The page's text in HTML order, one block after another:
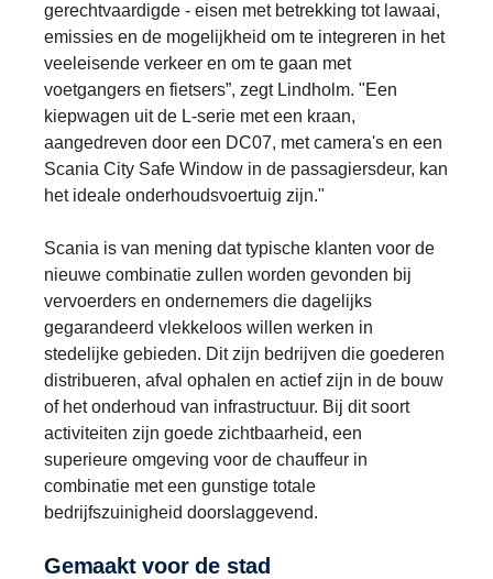
gerechtvaardigde - eisen met betrekking tot lawaai,
emissies en de mogelijkheid om te integreren in het
veeleisende verkeer en om te gaan met
voetgangers en fietsers”, zegt Lindholm. "Een
kiepwagen uit de L-serie met een kraan,
aangedreven door een DC07, met camera's en een
Scania City Safe Window in de passagiersdeur, kan
het ideale onderhoudsvoertuig zijn."
Scania is van mening dat typische klanten voor de
nieuwe combinatie zullen worden gevonden bij
vervoerders en ondernemers die dagelijks
gegarandeerd vlekkeloos willen werken in
stedelijke gebieden. Dit zijn bedrijven die goederen
distribueren, afval ophalen en actief zijn in de bouw
of het onderhoud van infrastructuur. Bij dit soort
activiteiten zijn goede zichtbaarheid, een
superieure omgeving voor de chauffeur in
combinatie met een gunstige totale
bedrijfszuinigheid doorslaggevend.
Gemaakt voor de stad